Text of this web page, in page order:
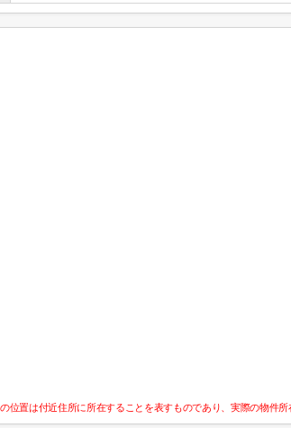
位置は付近住所に所在することを表すものであり、実際の物件所